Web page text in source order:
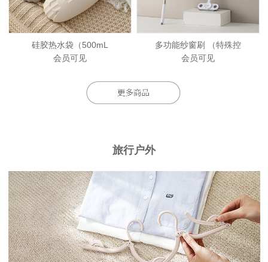
硅胶热水袋（500mL
会员可见
多功能纱窗刷 （特殊控
会员可见
旅行户外